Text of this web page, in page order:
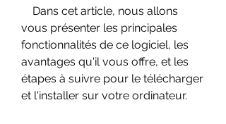
vous présenter les principales
fonctionnalités de ce logiciel, les
avantages qu'il vous offre, et les
étapes à suivre pour le télécharger
et l'installer sur votre ordinateur.